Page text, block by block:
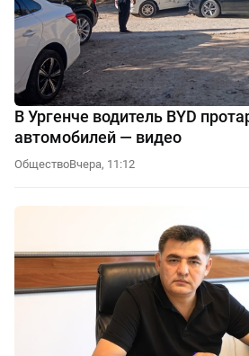
В Ургенче водитель BYD
автомобилей — видео
ОбществоВчера, 11:12